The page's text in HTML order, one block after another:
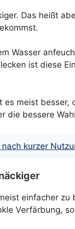
Das heißt
Wasser
ist diese
meist
die bessere
kurzer
einfacher
Verfärbung,